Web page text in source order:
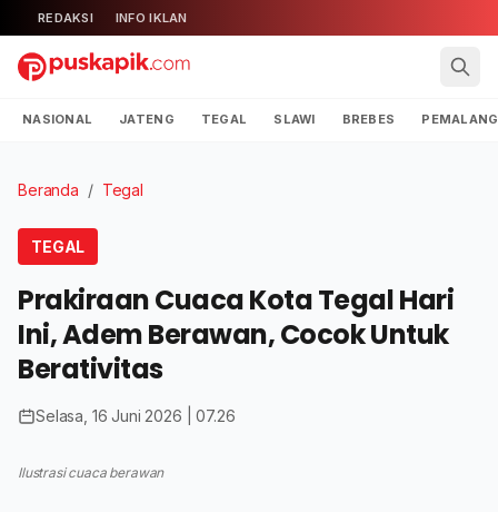
REDAKSI INFO IKLAN
NASIONAL JATENG TEGAL SLAWI BREBES PEMALANG
Beranda / Tegal
TEGAL
Prakiraan Cuaca Kota Tegal Hari
Ini, Adem Berawan, Cocok Untuk
Berativitas
Selasa, 16 Juni 2026 | 07.26
Ilustrasi cuaca berawan